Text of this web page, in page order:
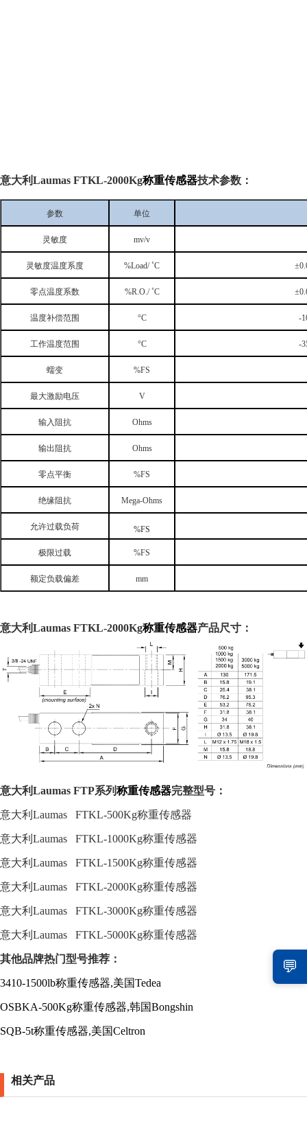
意大利Laumas FTKL-2000Kg称重传感器技术参数：
参数 单位
灵敏度 mv/v
灵敏度温度系度 %Load/˚C ±
零点温度系数 %R.O./˚C ±
温度补偿范围 °C -
工作温度范围 °C -
蠕变 %FS
最大激励电压 V
输入阻抗 Ohms
输出阻抗 Ohms
零点平衡 %FS
绝缘阻抗 Mega-Ohms
允许过载负荷 %FS
极限过载 %FS
额定负载偏差 mm
意大利Laumas FTKL-2000Kg称重传感器产品尺寸：
意大利Laumas FTP系列称重传感器完整型号：
意大利 Laumas FTKL-500Kg称重传感器
意大利 Laumas FTKL-1000Kg称重传感器
意大利 Laumas FTKL-1500Kg称重传感器
意大利 Laumas FTKL-2000Kg称重传感器
意大利 Laumas FTKL-3000Kg称重传感器
意大利 Laumas FTKL-5000Kg称重传感器
其他品牌热门型号推荐：
3410-1500lb称重传感器,美国Tedea
OSBKA-500Kg称重传感器,韩国Bongshin
SQB-5t称重传感器,美国Celtron
相关产品
💬